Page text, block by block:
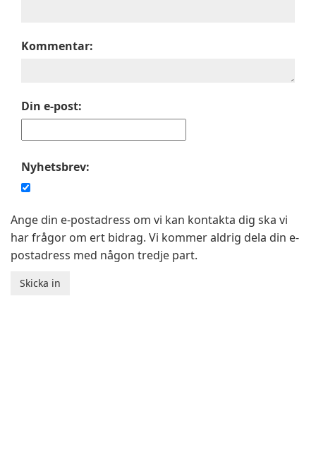
Kommentar:
Din e-post:
Nyhetsbrev:
Ange din e-postadress om vi kan kontakta dig ska vi
har frågor om ert bidrag. Vi kommer aldrig dela din e-
postadress med någon tredje part.